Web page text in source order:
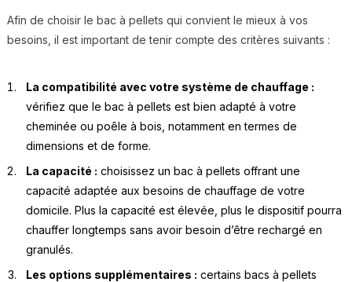
Afin de choisir le bac à pellets qui convient le mieux à vos
besoins, il est important de tenir compte des critères suivants :
La compatibilité avec votre système de chauffage :
vérifiez que le bac à pellets est bien adapté à votre
cheminée ou poêle à bois, notamment en termes de
dimensions et de forme.
La capacité : choisissez un bac à pellets offrant une
capacité adaptée aux besoins de chauffage de votre
domicile. Plus la capacité est élevée, plus le dispositif pourra
chauffer longtemps sans avoir besoin d’être rechargé en
granulés.
Les options supplémentaires : certains bacs à pellets